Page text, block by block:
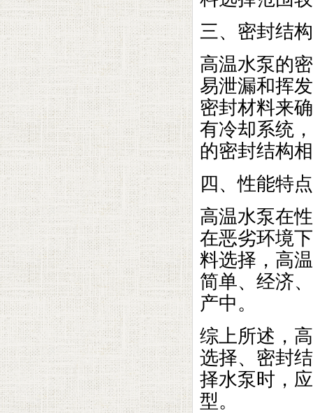
三、密封结构
高温水泵的
易泄漏和挥
密封材料来
有冷却系统
的密封结构
四、性能特点
高温水泵在
在恶劣环境
料选择，高
简单、经济
产中。
综上所述，
选择、密封
择水泵时，
型。